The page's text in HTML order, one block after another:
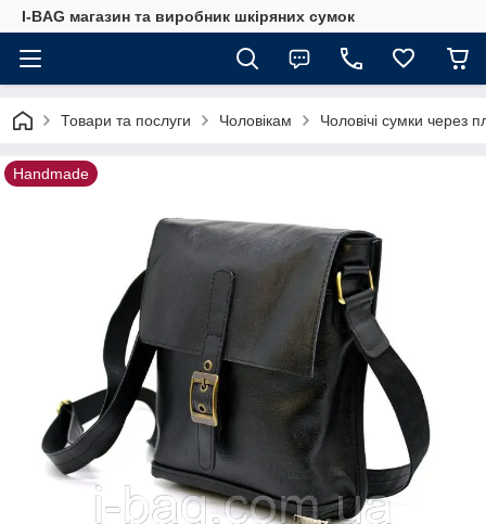
I-BAG магазин та виробник шкіряних сумок
Товари та послуги Чоловікам Чоловічі сумки через
Handmade